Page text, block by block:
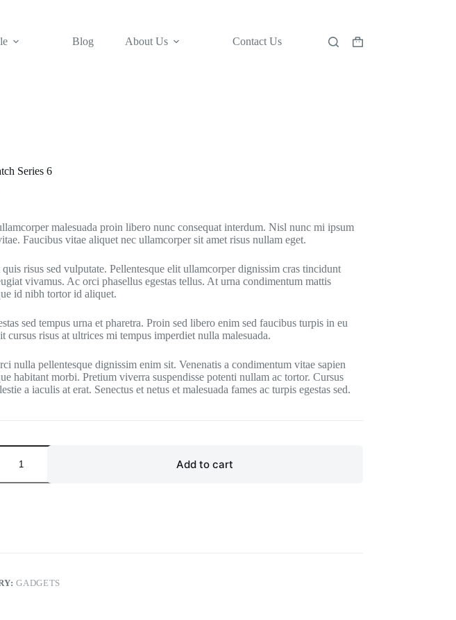
Blog About Us Contact Us
Shopping
Series 6
malesuada proin libero nunc consequat interdum. Nisl nunc mi ipsum
Faucibus vitae aliquet nec ullamcorper sit amet risus nullam eget.
risus sed vulputate. Pellentesque elit ullamcorper dignissim cras tincidunt
vivamus. Ac orci phasellus egestas tellus. At urna condimentum mattis
id nibh tortor id aliquet.
sed tempus urna et pharetra. Proin sed libero enim sed faucibus turpis in eu
cursus risus at ultrices mi tempus imperdiet nulla malesuada.
nulla pellentesque dignissim enim sit. Venenatis a condimentum vitae sapien
habitant morbi. Pretium viverra suspendisse potenti nullam ac tortor. Cursus
a iaculis at erat. Senectus et netus et malesuada fames ac turpis egestas sed.
Add to cart
GADGETS